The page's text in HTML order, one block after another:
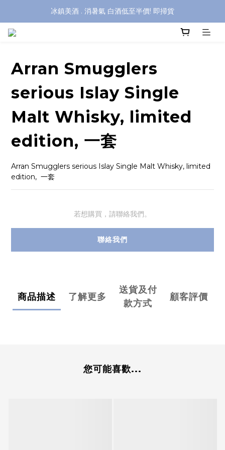
冰鎮美酒 . 消暑氣 白酒低至半價! 即掃貨
Arran Smugglers
serious Islay Single
Malt Whisky, limited
edition, 一套
Arran Smugglers serious Islay Single Malt Whisky, limited
edition,  一套
若想購買，請聯絡我們。
聯絡我們
商品描述 了解更多
送貨及付
款方式
顧客評價
您可能喜歡...